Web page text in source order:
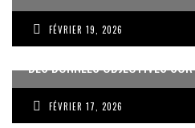
FÉVRIER 19, 2026
DES DONNÉES OBJECTIVES
FÉVRIER 17, 2026